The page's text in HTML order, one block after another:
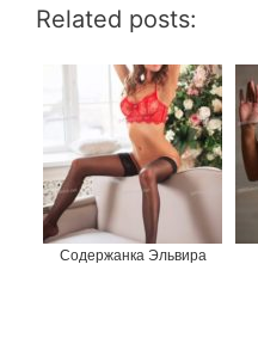
Related posts:
Содержанка Эльвира